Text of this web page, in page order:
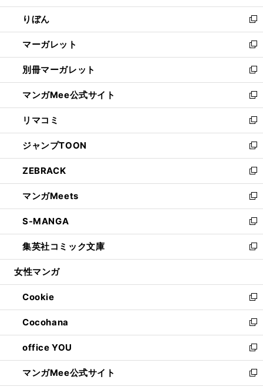
開
く
ウ
で
開
く
ン
ド
ウ
で
開
く
ウ
ィ
ン
ド
ウ
で
開
く
りぼん
新
し
い
ウ
ィ
ン
ド
ウ
で
開
く
マーガレット
新
し
い
ウ
ィ
ン
ド
ウ
で
開
く
別冊マーガレット
新
し
い
ウ
ィ
ン
ド
ウ
で
開
く
マンガMee公式サイト
新
し
い
ウ
ィ
ン
ド
ウ
で
開
く
リマコミ
新
し
い
ウ
ィ
ン
ド
ウ
で
開
く
ジャンプTOON
新
し
い
ウ
ィ
ン
ド
ウ
で
開
ZEBRACK
新
し
い
ウ
ィ
ン
ド
ウ
開
く
マンガMeets
新
し
い
ウ
ィ
ン
ウ
で
開
く
S-MANGA
新
し
い
ウ
ン
ド
ウ
で
開
く
集英社コミック文庫
新
し
ウ
ィ
ン
ド
ウ
で
開
く
女性マンガ
Cookie
新
し
い
ウ
ィ
ン
ド
ウ
Cocohana
新
し
い
ウ
ィ
ン
office YOU
新
し
い
ウ
マンガMee公式サイト
新
し